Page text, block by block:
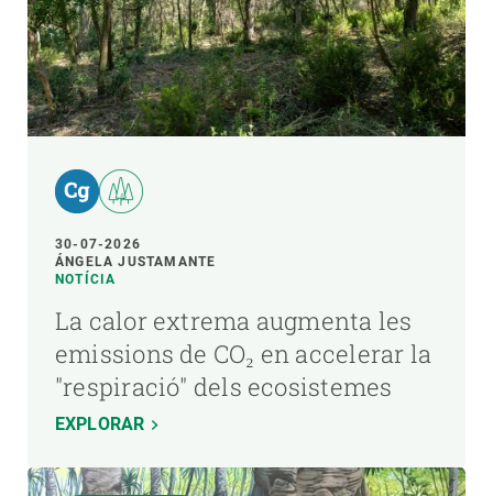
30-07-2026
ÁNGELA JUSTAMANTE
NOTÍCIA
La calor extrema augmenta les
emissions de CO₂ en accelerar la
"respiració" dels ecosistemes
EXPLORAR